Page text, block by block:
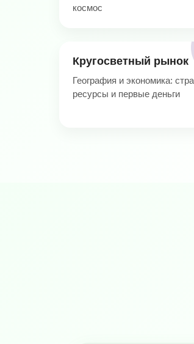
космос
Кругосветный рынок
География и экономика:
ресурсы и первые деньги